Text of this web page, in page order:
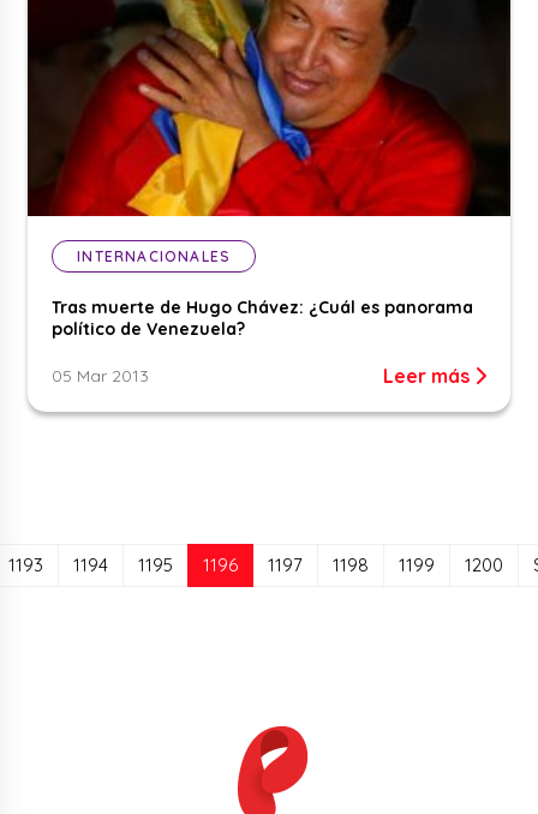
INTERNACIONALES
Tras muerte de Hugo Chávez: ¿Cuál es panorama
político de Venezuela?
05 Mar 2013 Leer más
1193 1194 1195 1196(current)
1197 1198 1199 1200